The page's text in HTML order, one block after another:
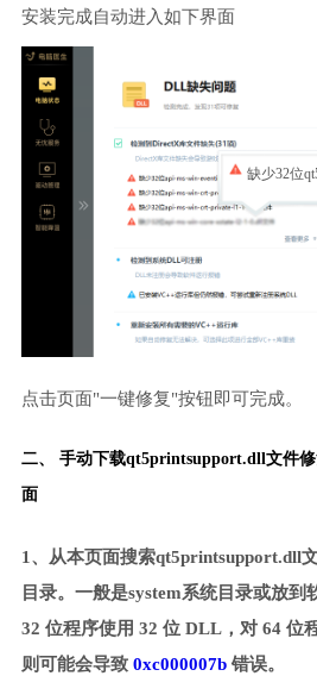
安装完成自动进入如下界面
缺少32位
点击页面"一键修复"按钮即可完成。
二、 手动下载qt5printsupport.dll文件修
面
1、从本页面搜索qt5printsupport.dll
目录。一般是system系统目录或放到
32 位程序使用 32 位 DLL，对 64 位
则可能会导致 0xc000007b错误。